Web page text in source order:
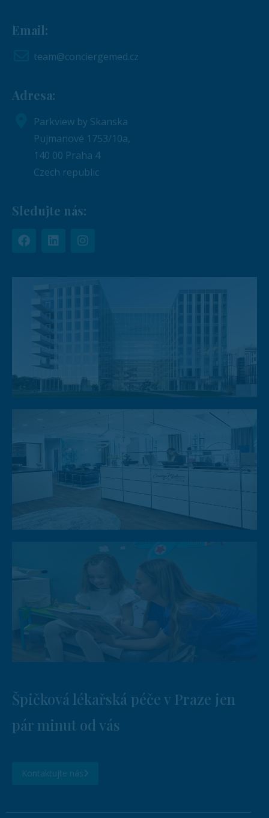
Email:
team@conciergemed.cz
Adresa:
Parkview by Skanska
Pujmanové 1753/10a,
140 00 Praha 4
Czech republic
Sledujte nás:
Špičková lékařská péče v Praze jen
pár minut od vás
Kontaktujte nás